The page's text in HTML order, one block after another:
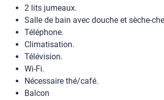
2 lits jumeaux.
Salle de bain avec douche et sèche-
Téléphone.
Climatisation.
Télévision.
Wi-Fi.
Nécessaire thé/café.
Balcon